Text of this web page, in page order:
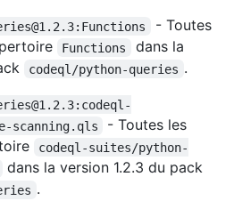
- Toutes
Functions
dans la
codeql/python-queries .
scanning.qls
- Toutes les
codeql-suites/python-
dans la version 1.2.3 du pack
.